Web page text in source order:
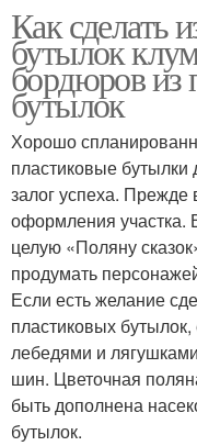
Как сделать
бутылок
бордюров из
бутылок
Хорошо
пластиковые
залог успеха. Прежде
оформления участка.
целую «Поляну
продумать
Если есть желание
пластиковых
лебедями и
шин. Цветочная
быть дополнена
бутылок.